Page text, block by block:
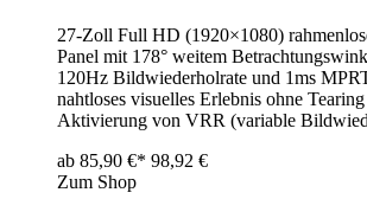
27-Zoll Full HD (1920×1080)
Panel mit 178° weitem
120Hz Bildwiederholrate und 1ms
nahtloses visuelles Erlebnis ohne
Aktivierung von VRR (variable
ab 85,90 €* 98,92 €
Zum Shop